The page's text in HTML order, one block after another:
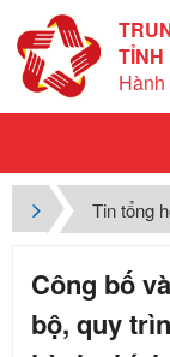
TỈNH
Tin tổng
Công bố
bộ, quy